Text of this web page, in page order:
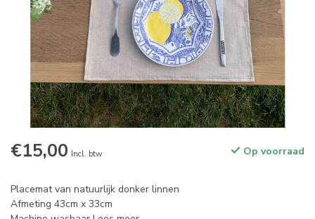
€15,00 Incl. btw Op voorraad
Placemat van natuurlijk donker linnen
Afmeting 43cm x 33cm